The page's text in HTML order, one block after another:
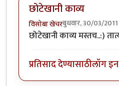
छोटेखानी काव्य
विसोबा खेचरबुधवार, 30/03/2011
छोटेखानी काव्य मस्तच..:)
प्रतिसाद देण्यासाठीलॉग